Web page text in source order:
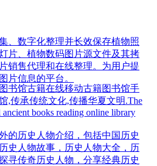
、数字化整理并长效保存植物照
片、植物数码图片源文件及其拷
销售代理和在线整理。为用户提
片信息的平台。
书馆古籍在线移动古籍图书馆手
,传承传统文化,传播华夏文明.The
books reading online library
的历史人物介绍，包括中国历史
史人物故事，历史人物大全，历
寻传奇历史人物，分享经典历史